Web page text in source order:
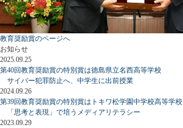
教育奨励賞のページへ
お知らせ
2025.09.25
第40回教育奨励賞の特別賞は徳島県立名西高等学校
サイバー犯罪防止へ、中学生に出前授業
2024.09.26
第39回教育奨励賞の特別賞はトキワ松学園中学校高等学校
「思考と表現」で培うメディアリテラシー
2023.09.29